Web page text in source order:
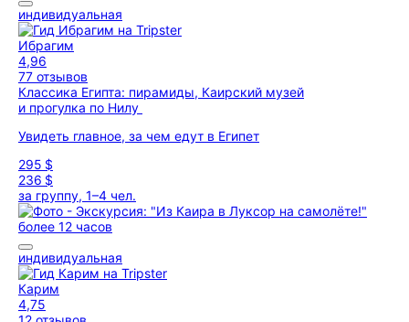
индивидуальная
Ибрагим
4,96
77 отзывов
Классика Египта: пирамиды, Каирский музей
и прогулка по Нилу
Увидеть главное, за чем едут в Египет
295 $
236 $
за группу, 1–4 чел.
более 12 часов
индивидуальная
Карим
4,75